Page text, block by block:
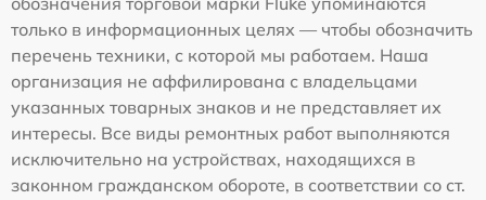
только в информационных целях — чтобы обозначить
перечень техники, с которой мы работаем. Наша
организация не аффилирована с владельцами
указанных товарных знаков и не представляет их
интересы. Все виды ремонтных работ выполняются
исключительно на устройствах, находящихся в
законном гражданском обороте, в соответствии со ст.